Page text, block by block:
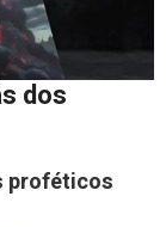
dos
proféticos